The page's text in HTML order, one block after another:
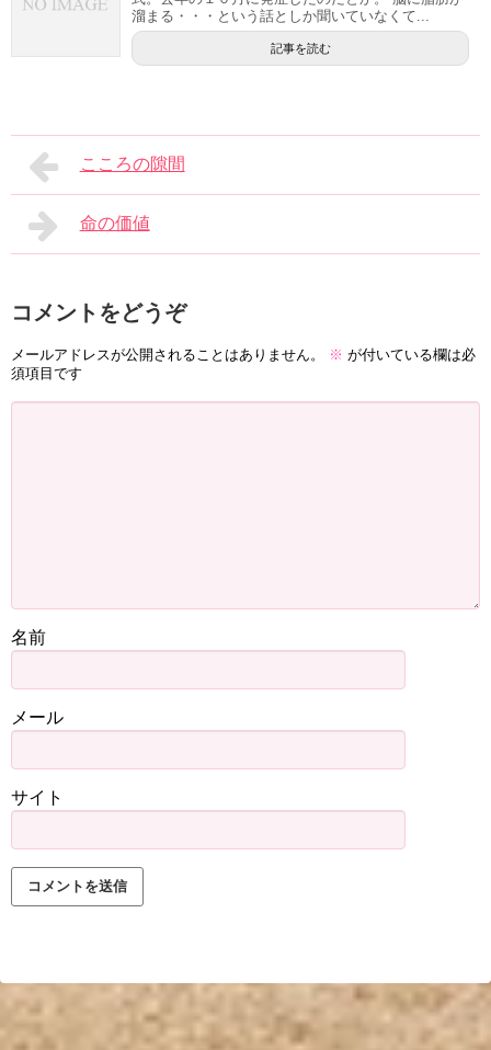
溜まる・・・という話としか聞いていなくて...
記事を読む
こころの隙間
命の価値
コメントをどうぞ
メールアドレスが公開されることはありません。 ※ が付いている欄は必
須項目です
名前
メール
サイト